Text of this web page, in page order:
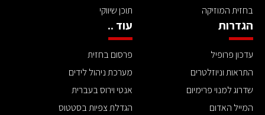
בחזית המוזיקה
תוכן שיווקי
הגדרות
עדכון פרופיל
התראות וניוזלטרים
שדרוג למנוי פרימיום
המייל האדום
עוד ..
פרסום בחזית
מערכת ניהול לידים
אנטי וירוס בעברית
הגדלת צפיות בסטטוס